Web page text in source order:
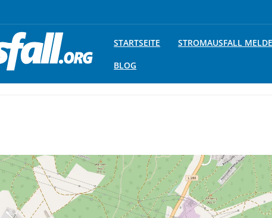
STARTSEITE STROMAUSFALL
BLOG